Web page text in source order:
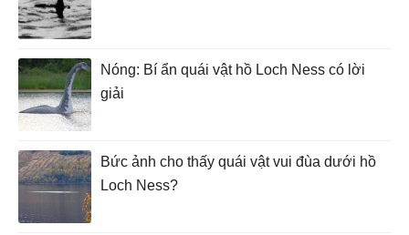
Nóng: Bí ẩn quái vật hồ Loch Ness có lời
giải
Bức ảnh cho thấy quái vật vui đùa dưới hồ
Loch Ness?